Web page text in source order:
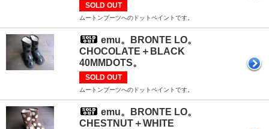
SOLD OUT
ムートンブーツへのドットペイントです。
emu。BRONTE LO。
CHOCOLATE＋BLACK
40MMDOTS。
SOLD OUT
ムートンブーツへのドットペイントです。
emu。BRONTE LO。
CHESTNUT＋WHITE